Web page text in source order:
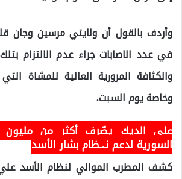
وأردف بالقول أن ولايتي مرسين وجان
في عدد الاصابات جراء عدم الالتزام بتلك
والكثافة المرورية العالية للمشاة
وخاصة يوم السبت.
علي الديك يصّرف أكثر من مليون
السورية لدعم نـ.ـظام بشار الأسد
كشف المطرب الموالي لنظام الأسد